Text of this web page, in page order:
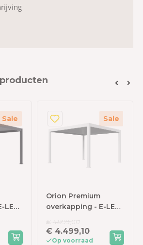
Sale
LED
Sale
Orion Premium
overkapping - E-LED
met elektrisch
lamellendak en LED
€ 4.499,10
Op voorraad